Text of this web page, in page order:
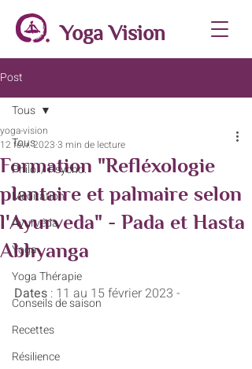
Yoga Vision
Post
Tous
Philo. / Psycho.
Méditation
Ayurvéda
Yoga
Yoga Thérapie
Conseils de saison
Recettes
Résilience
Tous
Formation "Refléxologie
plantaire et palmaire selon
l'Ayurveda" - Pada et Hasta
Abhyanga
yoga-vision
12 févr. 2023 3 min de lecture
Dates : 11 au 15 février 2023 -